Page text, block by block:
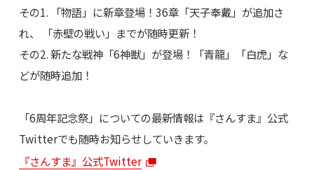
その1. 「物語」に新章登場！36章「天子奉戴」が追加さ
れ、 「赤壁の戦い」までが随時更新！
その2. 新たな戦神「6神獣」が登場！「青龍」「白虎」な
どが随時追加！
「6周年記念祭」についての最新情報は『さんすま』公式
Twitterでも随時お知らせしていきます。
『さんすま』公式Twitter